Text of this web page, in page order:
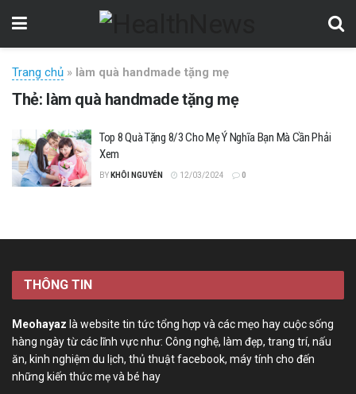
Trang chủ » làm quà handmade tặng mẹ
Thẻ: làm quà handmade tặng mẹ
Top 8 Quà Tặng 8/3 Cho Mẹ Ý Nghĩa Bạn Mà Cần Phải
Xem
BY KHÔI NGUYỄN 12/03/2024 0
THÔNG TIN
Meohayaz là website tin tức tổng hợp và các mẹo hay cuộc sống
hàng ngày từ các lĩnh vực như: Công nghệ, làm đẹp, trang trí, nấu
ăn, kinh nghiệm du lịch, thủ thuật facebook, máy tính cho đến
những kiến thức mẹ và bé hay